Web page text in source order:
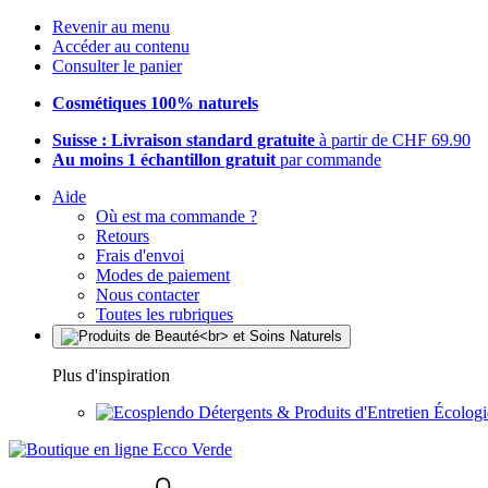
Revenir au menu
Accéder au contenu
Consulter le panier
Cosmétiques 100% naturels
Suisse : Livraison standard gratuite à partir de CHF 69.90
Au moins 1 échantillon gratuit par commande
Aide
Où est ma commande ?
Retours
Frais d'envoi
Modes de paiement
Nous contacter
Toutes les rubriques
Plus d'inspiration
Détergents & Produits d'Entretien